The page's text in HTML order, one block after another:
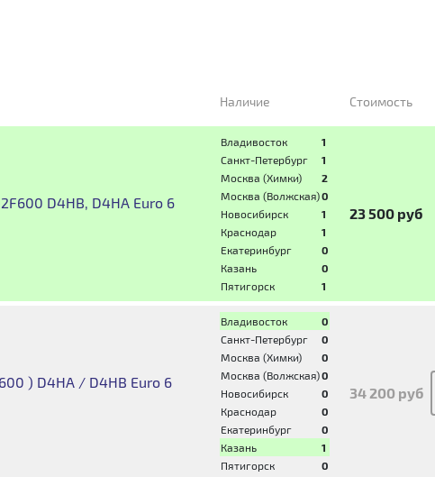
Наличие Стоимость
D4HB, D4HA Euro 6
Владивосток
1
Санкт-Петербург
1
Москва (Химки)
2
Москва (Волжская)0
Новосибирск
1
Краснодар
1
Екатеринбург
0
Казань
0
Пятигорск
1
23 500 руб
) D4HA / D4HB Euro 6
Владивосток
0
Санкт-Петербург
0
Москва (Химки)
0
Москва (Волжская)0
Новосибирск
0
Краснодар
0
Екатеринбург
0
Казань
1
Пятигорск
0
34 200 руб